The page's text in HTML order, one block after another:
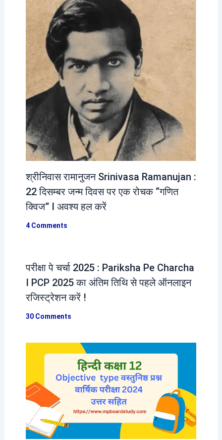
श्रीनिवास रामानुजन Srinivasa Ramanujan :
22 दिसम्बर जन्म दिवस पर एक रोचक “गणित
क्विज” I अवश्य हल करें
4 Comments
परीक्षा पे चर्चा 2025 : Pariksha Pe Charcha
I PCP 2025 का अंतिम तिथि से पहले ऑनलाइन
रजिस्ट्रेशन करें !
30 Comments